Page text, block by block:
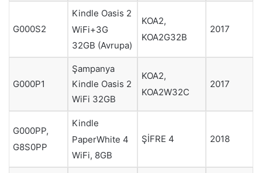
G000S2
Kindle Oasis 2
WiFi+3G
32GB (Avrupa)
KOA2,
KOA2G32B
2017
G000P1
Şampanya
Kindle Oasis 2
WiFi 32GB
KOA2,
KOA2W32C
2017
G000PP,
G8S0PP
Kindle
PaperWhite 4
WiFi, 8GB
ŞİFRE 4 2018